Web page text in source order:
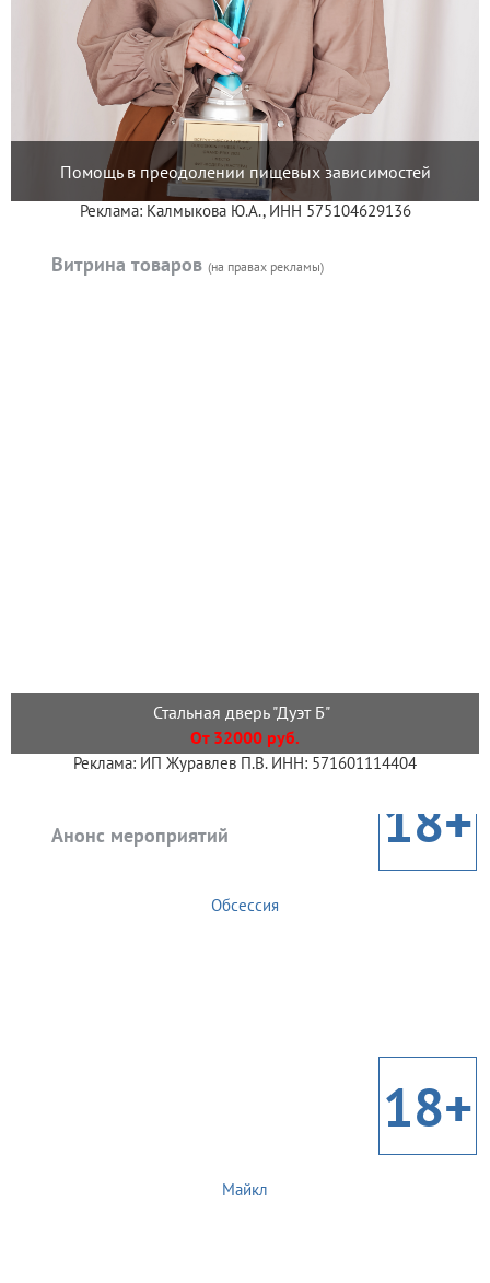
Помощь в преодолении пищевых зависимостей
Реклама: Калмыкова Ю.А., ИНН 575104629136
Витрина товаров (на правах рекламы)
Стальная дверь "Дуэт Б"
От 32000 руб.
Реклама: ИП Журавлев П.В. ИНН: 571601114404
Анонс мероприятий 18+
Обсессия
18+
Майкл